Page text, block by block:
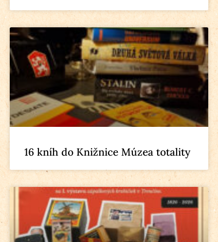
16 kníh do Knižnice Múzea totality